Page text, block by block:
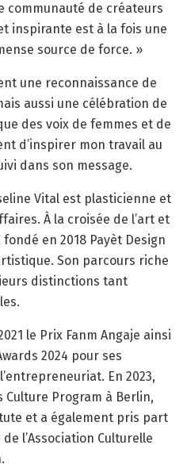
communauté de créateurs
inspirante est à la fois une
source de force. »
une reconnaissance de
aussi une célébration de
des voix de femmes et de
d’inspirer mon travail au
dans son message.
Vital est plasticienne et
À la croisée de l’art et
en 2018 Payèt Design
Son parcours riche
distinctions tant
le Prix Fanm Angaje ainsi
2024 pour ses
En 2023,
Culture Program à Berlin,
et a également pris part
l’Association Culturelle